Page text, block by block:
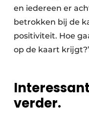
en iedereen er
betrokken bij de
positiviteit. Hoe
op de kaart
verder.